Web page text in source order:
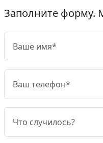
Заполните форму.